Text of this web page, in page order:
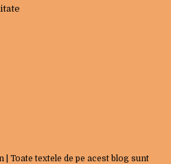
| Toate textele de pe acest blog sunt